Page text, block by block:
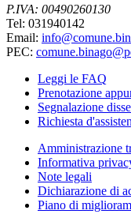
P.IVA: 00490260130
Tel: 031940142
Email:
PEC:
Leggi le FAQ
Prenotazione
Segnalazione
Richiesta
Amministrazione
Informativa
Note legali
Dichiarazione di
Piano di